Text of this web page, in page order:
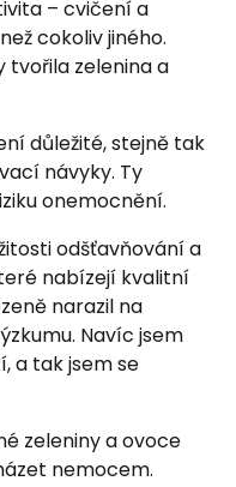
– cvičení a
cokoliv jiného.
tvořila zelenina a
důležité, stejně tak
návyky. Ty
onemocnění.
odšťavňování a
nabízejí kvalitní
narazil na
Navíc jsem
a tak jsem se
zeleniny a ovoce
nemocem.